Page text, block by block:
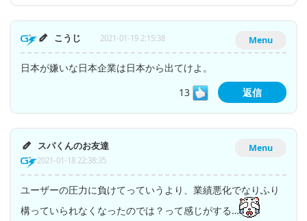
Menu
こうじ 2021-01-19 2:15:38
日本が嫌いな日本企業は日本から出てけよ。
13
返信
Menu
スパくんのお友達
2021-01-18 22:38:35
ユーザーの圧力に負けてっていうより、業績悪化でなりふり
構っていられなくなったのでは？って感じがする…